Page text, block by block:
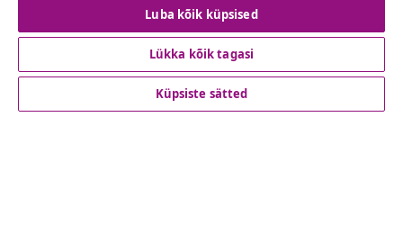
Lepingust taganemine
Luba kõik küpsised
Lükka kõik tagasi
Küpsiste sätted